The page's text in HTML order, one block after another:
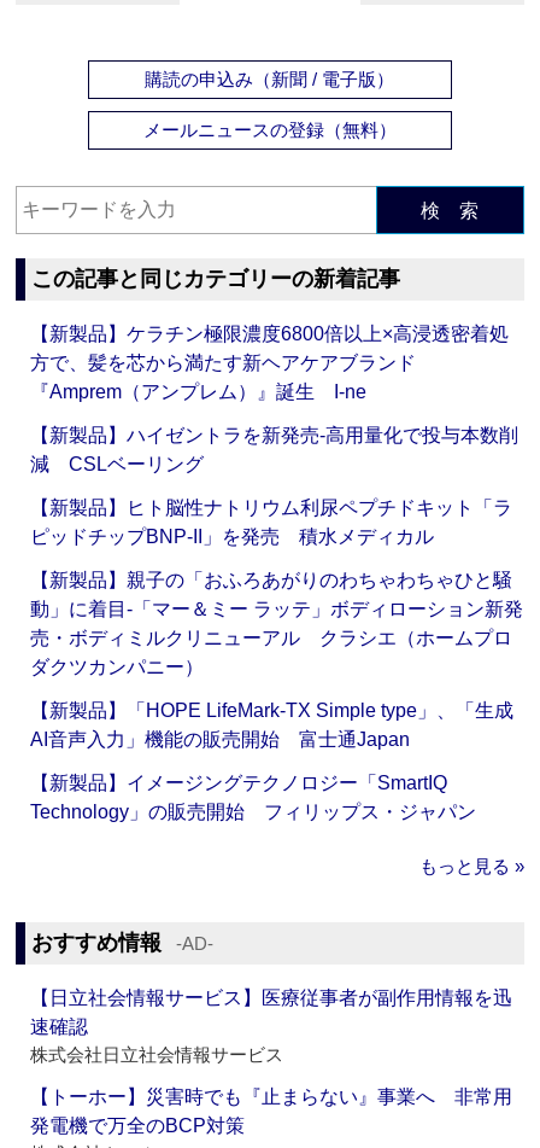
購読の申込み（新聞 / 電子版）
メールニュースの登録（無料）
検 索
この記事と同じカテゴリーの新着記事
【新製品】ケラチン極限濃度6800倍以上×高浸透密着処
方で、髪を芯から満たす新ヘアケアブランド
『Amprem（アンプレム）』誕生 I-ne
【新製品】ハイゼントラを新発売‐高用量化で投与本数削
減 CSLベーリング
【新製品】ヒト脳性ナトリウム利尿ペプチドキット「ラ
ピッドチップBNP-II」を発売 積水メディカル
【新製品】親子の「おふろあがりのわちゃわちゃひと騒
動」に着目‐「マー＆ミー ラッテ」ボディローション新発
売・ボディミルクリニューアル クラシエ（ホームプロ
ダクツカンパニー）
【新製品】「HOPE LifeMark-TX Simple type」、「生成
AI音声入力」機能の販売開始 富士通Japan
【新製品】イメージングテクノロジー「SmartIQ
Technology」の販売開始 フィリップス・ジャパン
もっと見る »
おすすめ情報 ‐AD‐
【日立社会情報サービス】医療従事者が副作用情報を迅
速確認
株式会社日立社会情報サービス
【トーホー】災害時でも『止まらない』事業へ 非常用
発電機で万全のBCP対策